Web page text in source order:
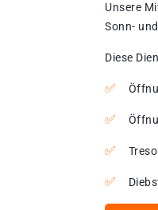
Unsere
Sonn-
Diese